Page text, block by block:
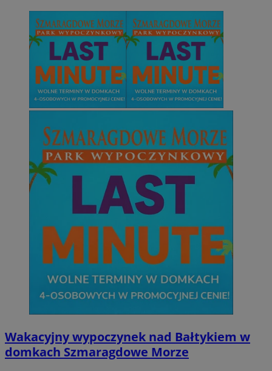
Wakacyjny wypoczynek nad Bałtykiem w
domkach Szmaragdowe Morze